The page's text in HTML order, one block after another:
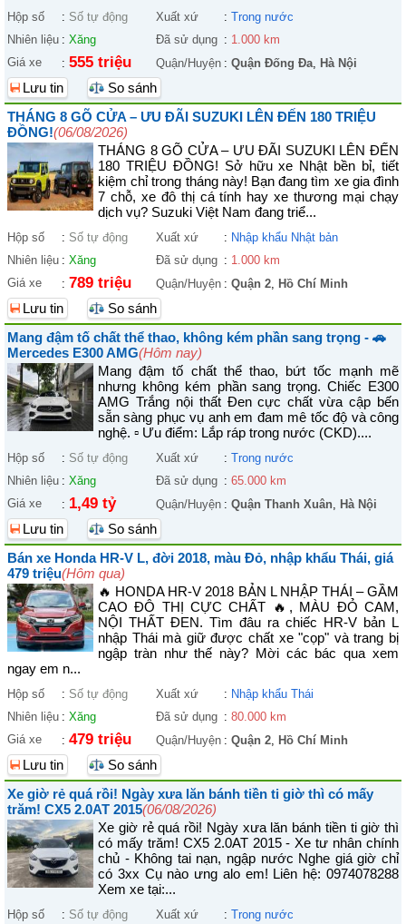
Hộp số : Số tự động Xuất xứ : Trong nước
Nhiên liệu : Xăng Đã sử dụng : 1.000 km
Giá xe
: 555 triệu Quận/Huyện : Quận Đống Đa, Hà Nội
Lưu tin
So sánh
THÁNG 8 GÕ CỬA – ƯU ĐÃI SUZUKI LÊN ĐẾN 180 TRIỆU
ĐỒNG!(06/08/2026)
THÁNG 8 GÕ CỬA – ƯU ĐÃI SUZUKI LÊN ĐẾN
180 TRIỆU ĐỒNG! Sở hữu xe Nhật bền bỉ, tiết
kiệm chỉ trong tháng này! Bạn đang tìm xe gia đình
7 chỗ, xe đô thị cá tính hay xe thương mại chạy
dịch vụ? Suzuki Việt Nam đang triể...
Hộp số : Số tự động Xuất xứ : Nhập khẩu Nhật bản
Nhiên liệu : Xăng Đã sử dụng : 1.000 km
Giá xe
: 789 triệu Quận/Huyện : Quận 2, Hồ Chí Minh
Lưu tin
So sánh
Mang đậm tố chất thể thao, không kém phần sang trọng - 🚗
Mercedes E300 AMG(Hôm nay)
Mang đậm tố chất thể thao, bứt tốc mạnh mẽ
nhưng không kém phần sang trọng. Chiếc E300
AMG Trắng nội thất Đen cực chất vừa cập bến
sẵn sàng phục vụ anh em đam mê tốc độ và công
nghệ. ▫ Ưu điểm: Lắp ráp trong nước (CKD)....
Hộp số : Số tự động Xuất xứ : Trong nước
Nhiên liệu : Xăng Đã sử dụng : 65.000 km
Giá xe
: 1,49 tỷ Quận/Huyện : Quận Thanh Xuân, Hà Nội
Lưu tin
So sánh
Bán xe Honda HR-V L, đời 2018, màu Đỏ, nhập khẩu Thái, giá
479 triệu(Hôm qua)
🔥 HONDA HR-V 2018 BẢN L NHẬP THÁI – GẦM
CAO ĐÔ THỊ CỰC CHẤT 🔥, MÀU ĐỎ CAM,
NỘI THẤT ĐEN. Tìm đâu ra chiếc HR-V bản L
nhập Thái mà giữ được chất xe "cọp" và trang bị
ngập tràn như thế này? Mời các bác qua xem
ngay em n...
Hộp số : Số tự động Xuất xứ : Nhập khẩu Thái
Nhiên liệu : Xăng Đã sử dụng : 80.000 km
Giá xe
: 479 triệu Quận/Huyện : Quận 2, Hồ Chí Minh
Lưu tin
So sánh
Xe giờ rẻ quá rồi! Ngày xưa lăn bánh tiền ti giờ thì có mấy
trăm! CX5 2.0AT 2015(06/08/2026)
Xe giờ rẻ quá rồi! Ngày xưa lăn bánh tiền ti giờ thì
có mấy trăm! CX5 2.0AT 2015 - Xe tư nhân chính
chủ - Không tai nạn, ngập nước Nghe giá giờ chỉ
có 3xx Cụ nào ưng alo em! Liên hệ: 0974078288
Xem xe tại:...
Hộp số : Số tự động Xuất xứ : Trong nước